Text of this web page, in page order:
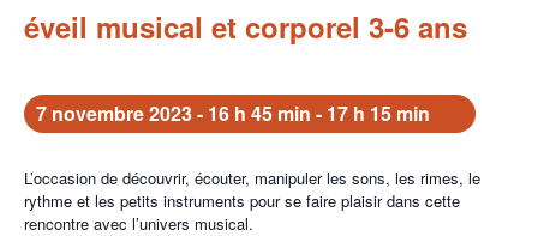
éveil musical et corporel 3-6 ans
7 novembre 2023 - 16 h 45 min - 17 h 15 min
L’occasion de découvrir, écouter, manipuler les sons, les rimes, le
rythme et les petits instruments pour se faire plaisir dans cette
rencontre avec l’univers musical.